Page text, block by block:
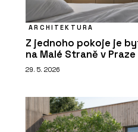
ARCHITEKTURA
Z jednoho pokoje je
na Malé Straně v Praze
29. 5. 2026